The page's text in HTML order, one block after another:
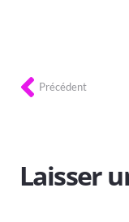
Précédent
Laisser